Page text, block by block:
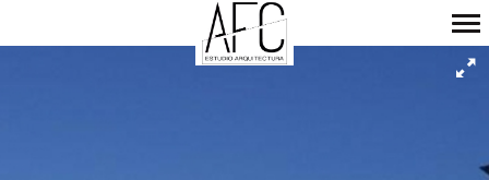
Navegación